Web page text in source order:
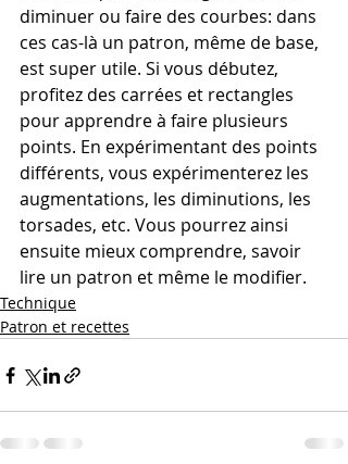
diminuer ou faire des courbes: dans
ces cas-là un patron, même de base,
est super utile. Si vous débutez,
profitez des carrées et rectangles
pour apprendre à faire plusieurs
points. En expérimentant des points
différents, vous expérimenterez les
augmentations, les diminutions, les
torsades, etc. Vous pourrez ainsi
ensuite mieux comprendre, savoir
lire un patron et même le modifier.
Technique
Patron et recettes